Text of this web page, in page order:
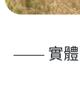
—— 實體